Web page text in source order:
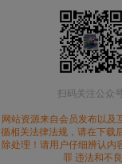
扫码关注公众
网站资源来自会员发布以及
循相关法律法规，请在下载
除处理！请用户仔细辨认内
罪 违法和不